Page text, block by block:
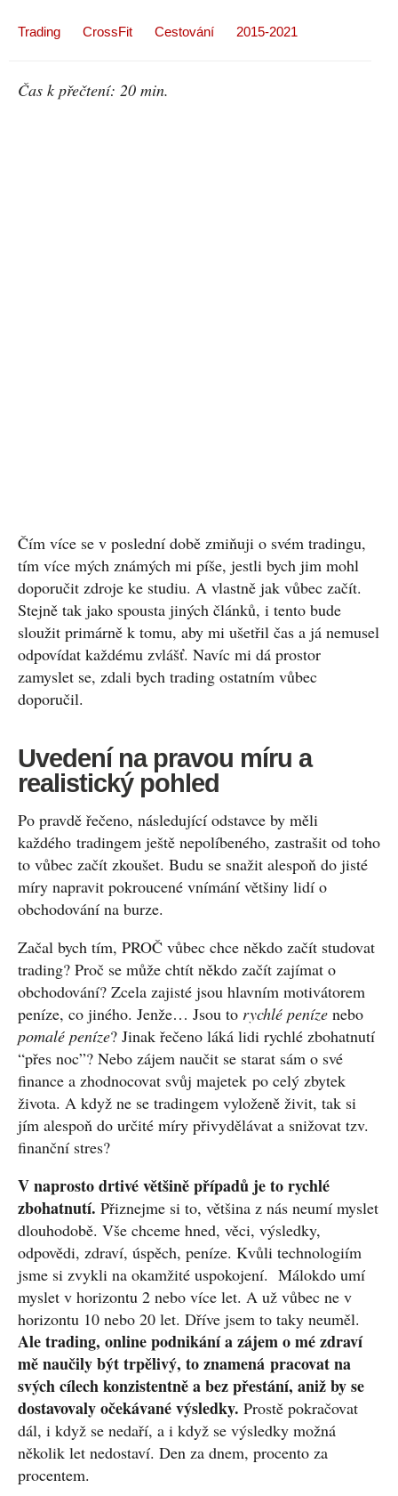
Trading CrossFit Cestování 2015-2021
Čas k přečtení: 20 min.
Čím více se v poslední době zmiňuji o svém tradingu,
tím více mých známých mi píše, jestli bych jim mohl
doporučit zdroje ke studiu. A vlastně jak vůbec začít.
Stejně tak jako spousta jiných článků, i tento bude
sloužit primárně k tomu, aby mi ušetřil čas a já nemusel
odpovídat každému zvlášť. Navíc mi dá prostor
zamyslet se, zdali bych trading ostatním vůbec
doporučil.
Uvedení na pravou míru a
realistický pohled
Po pravdě řečeno, následující odstavce by měli
každého tradingem ještě nepolíbeného, zastrašit od toho
to vůbec začít zkoušet. Budu se snažit alespoň do jisté
míry napravit pokroucené vnímání většiny lidí o
obchodování na burze.
Začal bych tím, PROČ vůbec chce někdo začít studovat
trading? Proč se může chtít někdo začít zajímat o
obchodování? Zcela zajisté jsou hlavním motivátorem
peníze, co jiného. Jenže… Jsou to rychlé peníze nebo
pomalé peníze? Jinak řečeno láká lidi rychlé zbohatnutí
“přes noc”? Nebo zájem naučit se starat sám o své
finance a zhodnocovat svůj majetek po celý zbytek
života. A když ne se tradingem vyloženě živit, tak si
jím alespoň do určité míry přivydělávat a snižovat tzv.
finanční stres?
V naprosto drtivé většině případů je to rychlé
zbohatnutí. Přiznejme si to, většina z nás neumí myslet
dlouhodobě. Vše chceme hned, věci, výsledky,
odpovědi, zdraví, úspěch, peníze. Kvůli technologiím
jsme si zvykli na okamžité uspokojení. Málokdo umí
myslet v horizontu 2 nebo více let. A už vůbec ne v
horizontu 10 nebo 20 let. Dříve jsem to taky neuměl.
Ale trading, online podnikání a zájem o mé zdraví
mě naučily být trpělivý, to znamená pracovat na
svých cílech konzistentně a bez přestání, aniž by se
dostavovaly očekávané výsledky. Prostě pokračovat
dál, i když se nedaří, a i když se výsledky možná
několik let nedostaví. Den za dnem, procento za
procentem.